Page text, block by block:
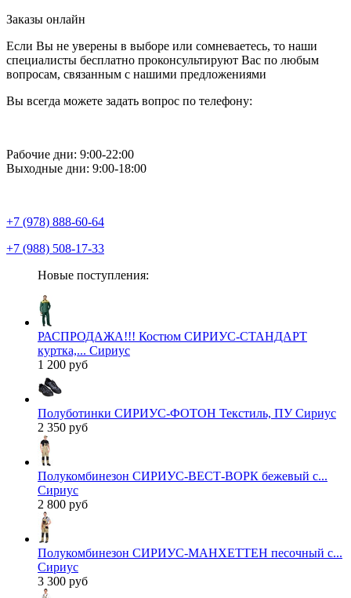
Заказы онлайн
Если Вы не уверены в выборе или сомневаетесь, то наши
специалисты бесплатно проконсультируют Вас по любым
вопросам, связанным с нашими предложениями
Вы всегда можете задать вопрос по телефону:
Рабочие дни: 9:00-22:00
Выходные дни: 9:00-18:00
+7 (978) 888-60-64
+7 (988) 508-17-33
Новые поступления:
РАСПРОДАЖА!!! Костюм СИРИУС-СТАНДАРТ
куртка,... Сириус
1 200 руб
Полуботинки СИРИУС-ФОТОН Текстиль, ПУ Сириус
2 350 руб
Полукомбинезон СИРИУС-ВЕСТ-ВОРК бежевый с...
Сириус
2 800 руб
Полукомбинезон СИРИУС-МАНХЕТТЕН песочный с...
Сириус
3 300 руб